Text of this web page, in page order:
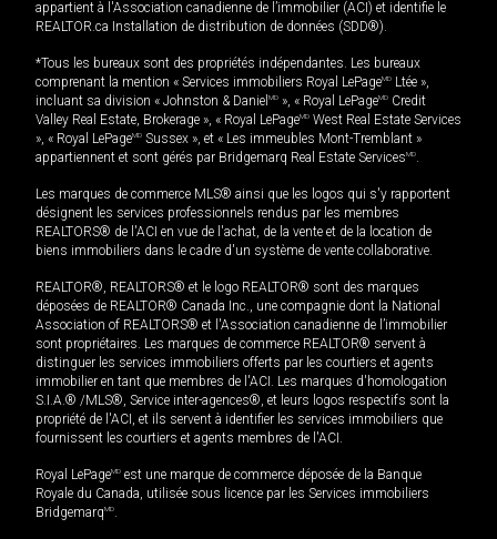
appartient à l'Association canadienne de l’immobilier (ACI) et identifie le
REALTOR.ca Installation de distribution de données (SDD®).
*Tous les bureaux sont des propriétés indépendantes. Les bureaux
comprenant la mention « Services immobiliers Royal LePageMD Ltée »,
incluant sa division « Johnston & Daniel MD », « Royal LePageMD Credit
Valley Real Estate, Brokerage », « Royal LePageMD West Real Estate Services
», « Royal LePageMD Sussex », et « Les immeubles Mont-Tremblant »
appartiennent et sont gérés par Bridgemarq Real Estate ServicesMD
Les marques de commerce MLS® ainsi que les logos qui s'y rapportent
désignent les services professionnels rendus par les membres
REALTORS® de l'ACI en vue de l'achat, de la vente et de la location de
biens immobiliers dans le cadre d'un système de vente collaborative.
REALTOR®, REALTORS® et le logo REALTOR® sont des marques
déposées de REALTOR® Canada Inc., une compagnie dont la National
Association of REALTORS® et l'Association canadienne de l’immobilier
sont propriétaires. Les marques de commerce REALTOR® servent à
distinguer les services immobiliers offerts par les courtiers et agents
immobilier en tant que membres de l'ACI. Les marques d'homologation
S.I.A.® /MLS®, Service inter-agences®, et leurs logos respectifs sont la
propriété de l'ACI, et ils servent à identifier les services immobiliers que
fournissent les courtiers et agents membres de l'ACI.
Royal LePageMD est une marque de commerce déposée de la Banque
Royale du Canada, utilisée sous licence par les Services immobiliers
BridgemarqMD